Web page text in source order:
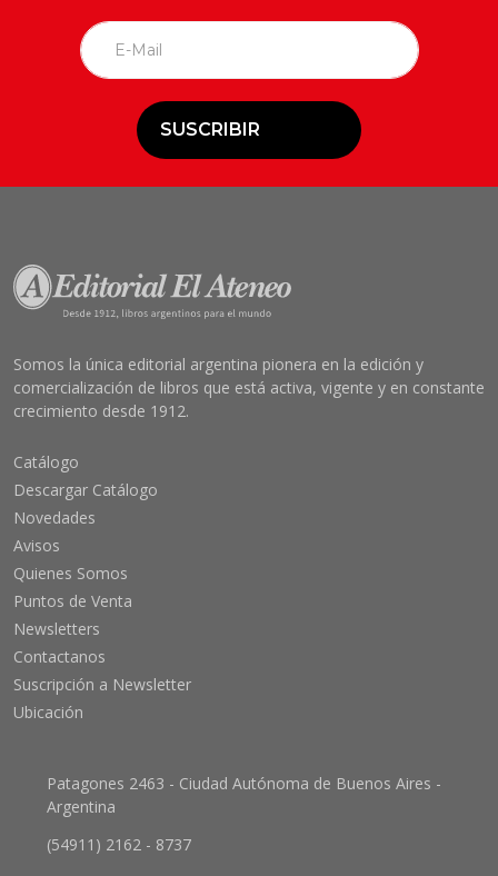
SUSCRIBIR
Somos la única editorial argentina pionera en la edición y
comercialización de libros que está activa, vigente y en constante
crecimiento desde 1912.
Catálogo
Descargar Catálogo
Novedades
Avisos
Quienes Somos
Puntos de Venta
Newsletters
Contactanos
Suscripción a Newsletter
Ubicación
Patagones 2463 - Ciudad Autónoma de Buenos Aires -
Argentina
(54911) 2162 - 8737